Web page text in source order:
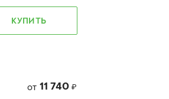
КУПИТЬ
от 11 740 ₽